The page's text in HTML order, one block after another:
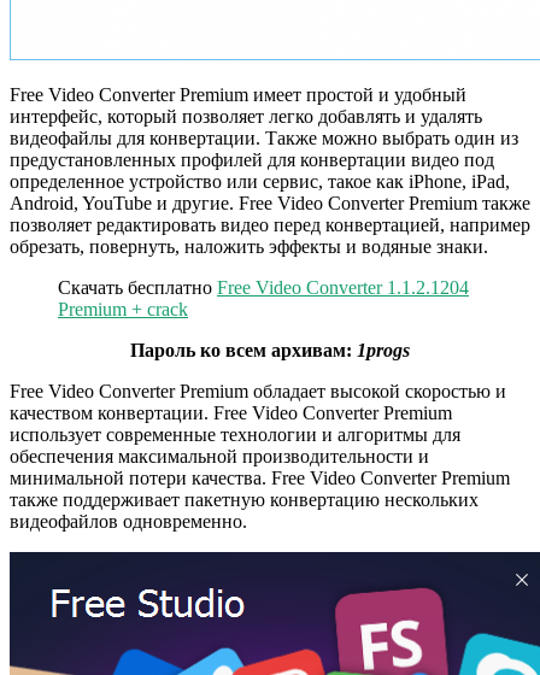
Free Video Converter Premium имеет простой и удобный
интерфейс, который позволяет легко добавлять и удалять
видеофайлы для конвертации. Также можно выбрать один из
предустановленных профилей для конвертации видео под
определенное устройство или сервис, такое как iPhone, iPad,
Android, YouTube и другие. Free Video Converter Premium также
позволяет редактировать видео перед конвертацией, например
обрезать, повернуть, наложить эффекты и водяные знаки.
Скачать бесплатно Free Video Converter 1.1.2.1204
Premium + crack
Пароль ко всем архивам: 1progs
Free Video Converter Premium обладает высокой скоростью и
качеством конвертации. Free Video Converter Premium
использует современные технологии и алгоритмы для
обеспечения максимальной производительности и
минимальной потери качества. Free Video Converter Premium
также поддерживает пакетную конвертацию нескольких
видеофайлов одновременно.